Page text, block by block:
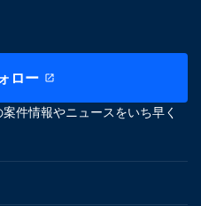
ロー
件情報やニュースをいち早く